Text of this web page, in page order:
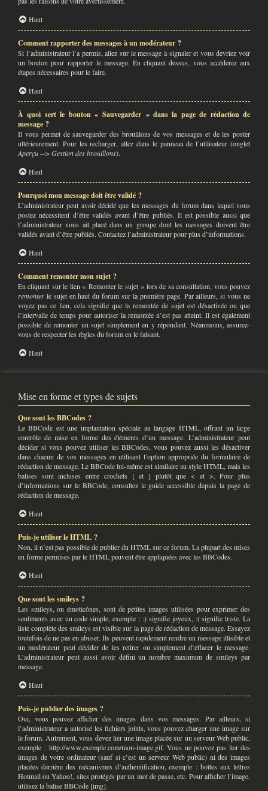
Haut
Comment rapporter des messages à un modérateur ?
Si l’administrateur l’a permis, allez sur le message à signaler et vous devriez voir
un bouton pour rapporter le message. En cliquant dessus, vous accéderez aux
étapes nécessaires pour le faire.
Haut
À quoi sert le bouton « Sauvegarder » dans la page de rédaction de
message ?
Il vous permet de sauvegarder des brouillons de vos messages et de les poster
ultérieurement. Pour les recharger, allez dans le panneau de l’utilisateur (onglet
Aperçu --> Gestion des brouillons).
Haut
Pourquoi mon message doit être validé ?
L’administrateur peut avoir décidé que les messages du forum dans lequel vous
postez nécessitent d’être validés avant d’être publiés. Il est possible aussi que
l’administrateur vous ait placé dans un groupe dont les messages doivent être
validés avant d’être publiés. Contactez l’administrateur pour plus d’informations.
Haut
Comment remonter mon sujet ?
En cliquant sur le lien « Remonter le sujet » lors de sa consultation, vous pouvez
remonter le sujet en haut du forum sur la première page. Par ailleurs, si vous ne
voyez pas ce lien, cela signifie que la remontée de sujet est désactivée ou que
l’intervalle de temps pour autoriser la remontée n’est pas atteint. Il est également
possible de remonter un sujet simplement en y répondant. Néanmoins, assurez-
vous de respecter les règles du forum en le faisant.
Haut
Mise en forme et types de sujets
Que sont les BBCodes ?
Le BBCode est une implantation spéciale au langage HTML, offrant un large
contrôle de mise en forme des éléments d’un message. L’administrateur peut
décider si vous pouvez utiliser les BBCodes, vous pouvez aussi les désactiver
dans chacun de vos messages en utilisant l’option appropriée du formulaire de
rédaction de message. Le BBCode lui-même est similaire au style HTML, mais les
balises sont incluses entre crochets [ et ] plutôt que < et >. Pour plus
d’informations sur le BBCode, consultez le guide accessible depuis la page de
rédaction de message.
Haut
Puis-je utiliser le HTML ?
Non, il n’est pas possible de publier du HTML sur ce forum. La plupart des mises
en forme permises par le HTML peuvent être appliquées avec les BBCodes.
Haut
Que sont les smileys ?
Les smileys, ou émoticônes, sont de petites images utilisées pour exprimer des
sentiments avec un code simple, exemple : :) signifie joyeux, :( signifie triste. La
liste complète des smileys est visible sur la page de rédaction de message. Essayez
toutefois de ne pas en abuser. Ils peuvent rapidement rendre un message illisible et
un modérateur peut décider de les retirer ou simplement d’effacer le message.
L’administrateur peut aussi avoir défini un nombre maximum de smileys par
message.
Haut
Puis-je publier des images ?
Oui, vous pouvez afficher des images dans vos messages. Par ailleurs, si
l’administrateur a autorisé les fichiers joints, vous pouvez charger une image sur
le forum. Autrement, vous devez lier une image placée sur un serveur Web public,
exemple : http://www.exemple.com/mon-image.gif. Vous ne pouvez pas lier des
images de votre ordinateur (sauf si c’est un serveur Web public) ni des images
placées derrière des mécanismes d’authentification, exemple : boîtes aux lettres
Hotmail ou Yahoo!, sites protégés par un mot de passe, etc. Pour afficher l’image,
utilisez la balise BBCode [img].